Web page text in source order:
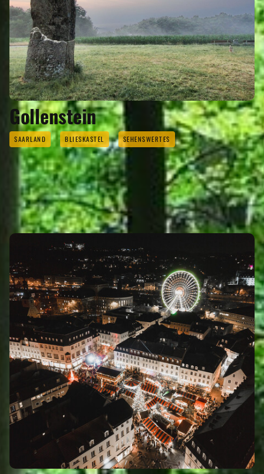
Gollenstein
SAARLAND BLIESKASTEL SEHENSWERTES
EVENTS
Eigenen Eintrag kostenlos erstellen >